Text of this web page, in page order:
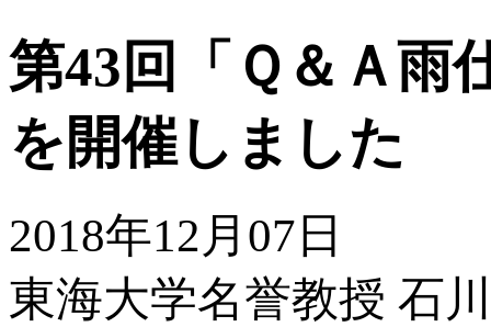
第43回「Ｑ＆Ａ
を開催しました
2018年12月07日
東海大学名誉教授 石